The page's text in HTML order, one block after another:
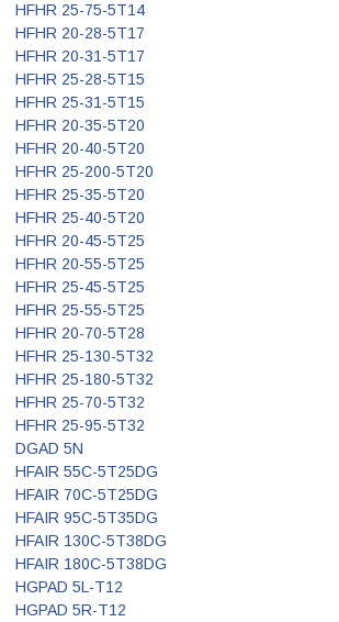
HFHR 25-75-5T14
HFHR 20-28-5T17
HFHR 20-31-5T17
HFHR 25-28-5T15
HFHR 25-31-5T15
HFHR 20-35-5T20
HFHR 20-40-5T20
HFHR 25-200-5T20
HFHR 25-35-5T20
HFHR 25-40-5T20
HFHR 20-45-5T25
HFHR 20-55-5T25
HFHR 25-45-5T25
HFHR 25-55-5T25
HFHR 20-70-5T28
HFHR 25-130-5T32
HFHR 25-180-5T32
HFHR 25-70-5T32
HFHR 25-95-5T32
DGAD 5N
HFAIR 55C-5T25DG
HFAIR 70C-5T25DG
HFAIR 95C-5T35DG
HFAIR 130C-5T38DG
HFAIR 180C-5T38DG
HGPAD 5L-T12
HGPAD 5R-T12